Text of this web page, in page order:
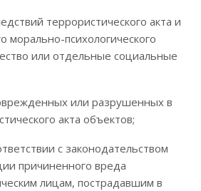
террористического акта и
морально-психологического
или отдельные социальные
или разрушенных в
акта объектов;
с законодательством
причиненного вреда
лицам, пострадавшим в